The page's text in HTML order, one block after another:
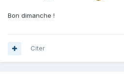
Bon dimanche !
Citer